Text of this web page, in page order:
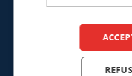
FINANCE &
+31